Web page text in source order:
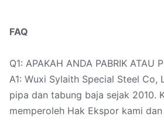
FAQ
Q1: APAKAH ANDA PABRIK ATAU
A1: Wuxi Sylaith Special Steel Co,
pipa dan tabung baja sejak 2010.
memperoleh Hak Ekspor kami